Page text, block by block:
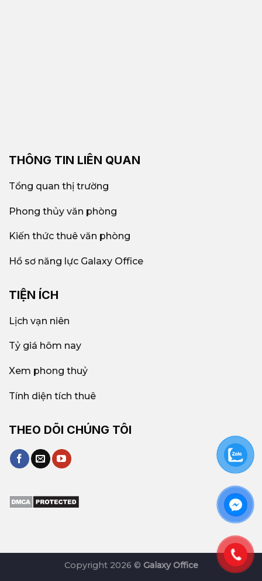
THÔNG TIN LIÊN QUAN
Tổng quan thị trường
Phong thủy văn phòng
Kiến thức thuê văn phòng
Hồ sơ năng lực Galaxy Office
TIỆN ÍCH
Lịch vạn niên
Tỷ giá hôm nay
Xem phong thuỷ
Tính diện tích thuê
THEO DÕI CHÚNG TÔI
Copyright 2026 © Galaxy Office